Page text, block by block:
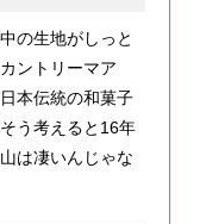
の生地がしっと
ントリーマア
本伝統の和菓子
う考えると16年
は凄いんじゃな